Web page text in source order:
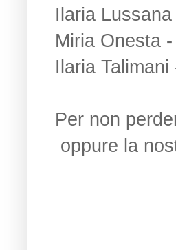
Ilaria Lussana
Miria Onesta -
Ilaria
Per non
oppure la